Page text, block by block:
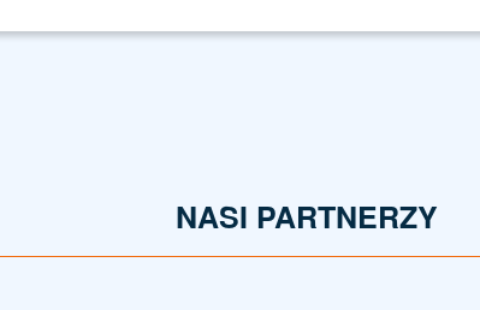
NASI PARTNERZY